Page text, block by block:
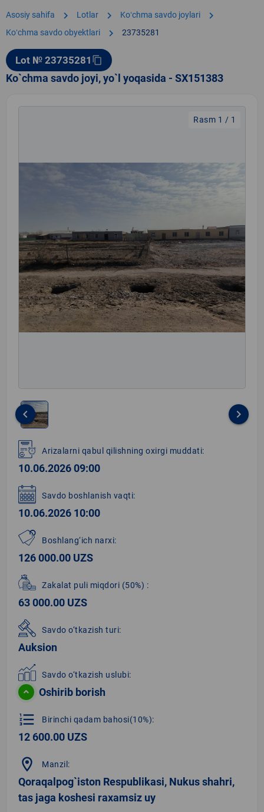
Asosiy sahifa chevron_right Lotlar chevron_right Koʻchma savdo joylari chevron_right
Koʻchma savdo obyektlari chevron_right 23735281
Lot № 23735281 content_copy
Ko`chma savdo joyi, yo`l yoqasida - SX151383
Rasm 1 / 1
1
of
1
keyboard_arrow_left keyboard_arrow_right
Arizalarni qabul qilishning oxirgi muddati:
10.06.2026 09:00
Savdo boshlanish vaqti:
10.06.2026 10:00
Boshlang‘ich narxi:
126 000.00 UZS
Zakalat puli miqdori (50%) :
63 000.00 UZS
Savdo o‘tkazish turi:
Auksion
Savdo o‘tkazish uslubi:
Oshirib borish
format_list_numbered Birinchi qadam bahosi(10%):
12 600.00 UZS
location_on Manzil:
Qoraqalpog`iston Respublikasi, Nukus shahri,
tas jaga koshesi raxamsiz uy